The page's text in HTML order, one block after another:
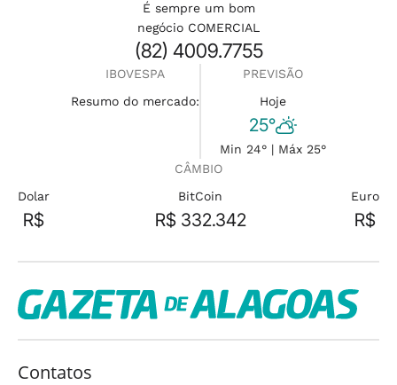
É sempre um bom
negócio COMERCIAL
(82) 4009.7755
IBOVESPA
Resumo do mercado:
PREVISÃO
Hoje
25°
Min 24° | Máx 25°
CÂMBIO
Dolar
R$
BitCoin
R$ 332.342
Euro
R$
Contatos